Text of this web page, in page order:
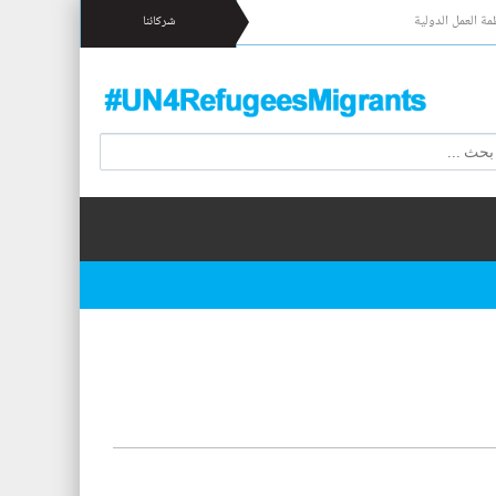
العمل الدولية شركائنا